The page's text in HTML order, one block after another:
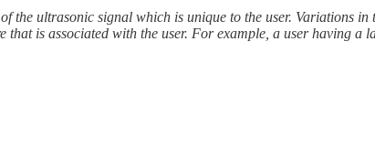
the ultrasonic signal which is unique to the user. Variations
is associated with the user. For example, a user having